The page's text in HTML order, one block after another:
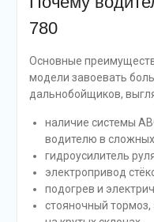
780
Основные
модели завоевать
дальнобойщиков,
наличие системы
водителю в
гидроусилитель
электропривод
подогрев и
стояночный